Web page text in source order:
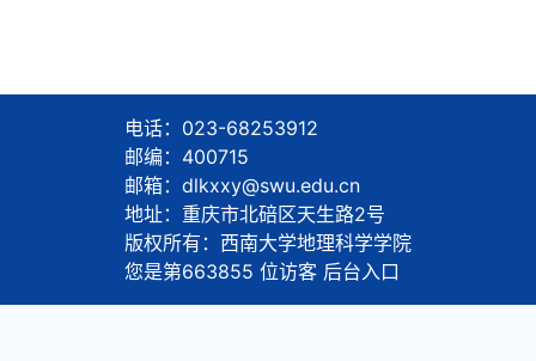
电话：023-68253912
邮编：400715
邮箱：dlkxxy@swu.edu.cn
地址：重庆市北碚区天生路2号
版权所有：西南大学地理科学学院
您是第663855 位访客 后台入口